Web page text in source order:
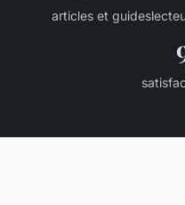
articles et guides